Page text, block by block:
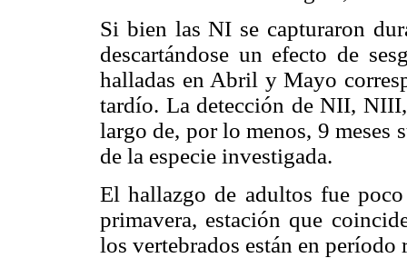
Si bien las NI se capturaron
descartándose un efecto de
halladas en Abril y Mayo
tardío. La detección de NII,
largo de, por lo menos, 9 meses
de la especie investigada.
El hallazgo de adultos fue
primavera, estación que
los vertebrados están en